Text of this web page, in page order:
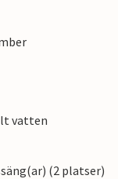
vatten
(2 platser)